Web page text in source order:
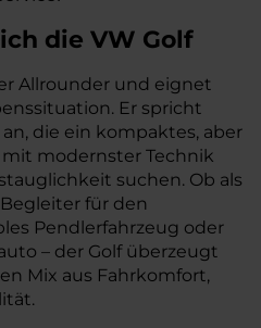
die VW Golf
Allrounder und eignet
Er spricht
die ein kompaktes, aber
modernster Technik
suchen. Ob als
für den
Pendlerfahrzeug oder
– der Golf überzeugt
Mix aus Fahrkomfort,